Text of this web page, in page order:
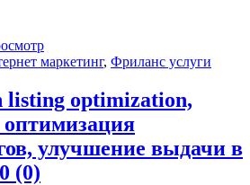
маркетинг, Фриланс услуги
listing optimization,
улучшение выдачи в
0 (0)